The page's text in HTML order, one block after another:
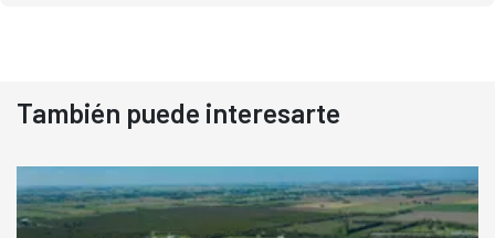
También puede interesarte